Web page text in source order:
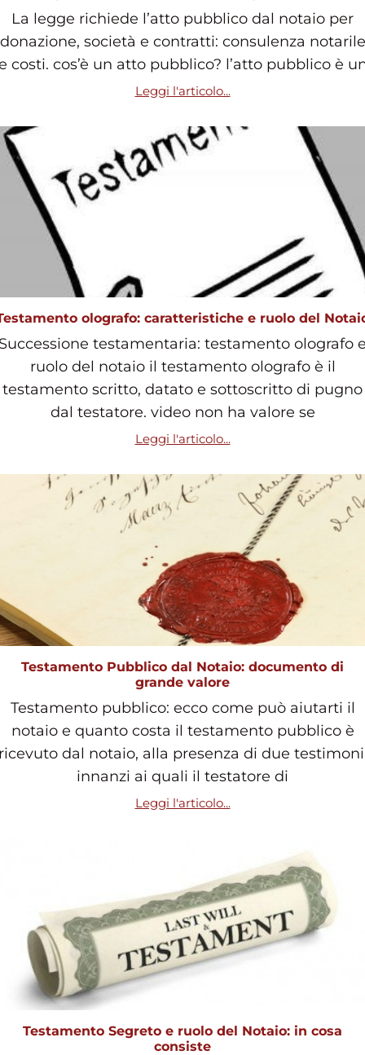
La legge richiede l’atto pubblico dal notaio per
donazione, società e contratti: consulenza notarile
costi. cos’è un atto pubblico? l’atto pubblico è
Leggi l'articolo...
olografo: caratteristiche e ruolo del
testamentaria: testamento olografo
ruolo del notaio il testamento olografo è il
testamento scritto, datato e sottoscritto di pugno
dal testatore. video non ha valore se
Leggi l'articolo...
Testamento Pubblico dal Notaio: documento di
grande valore
Testamento pubblico: ecco come può aiutarti il
notaio e quanto costa il testamento pubblico è
dal notaio, alla presenza di due
innanzi ai quali il testatore di
Leggi l'articolo...
Testamento Segreto e ruolo del Notaio: in cosa
consiste